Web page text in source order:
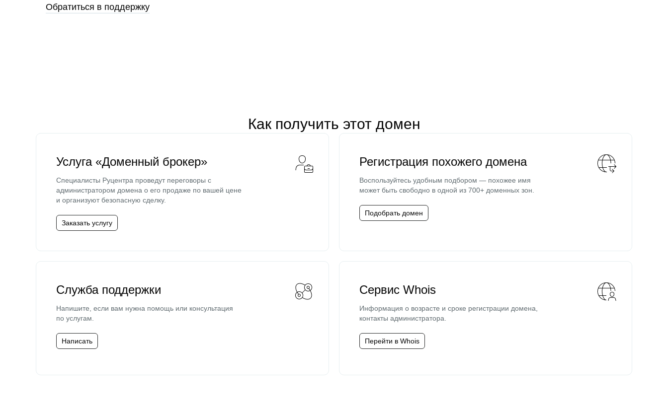
Обратиться в поддержку
Как получить этот домен
Услуга «Доменный брокер»
Специалисты Руцентра проведут переговоры с
администратором домена о его продаже по вашей цене
и организуют безопасную сделку.
Заказать услугу
Регистрация похожего домена
Воспользуйтесь удобным подбором — похожее имя
может быть свободно в одной из 700+ доменных зон.
Подобрать домен
Служба поддержки
Напишите, если вам нужна помощь или консультация
по услугам.
Написать
Сервис Whois
Информация о возрасте и сроке регистрации домена,
контакты администратора.
Перейти в Whois